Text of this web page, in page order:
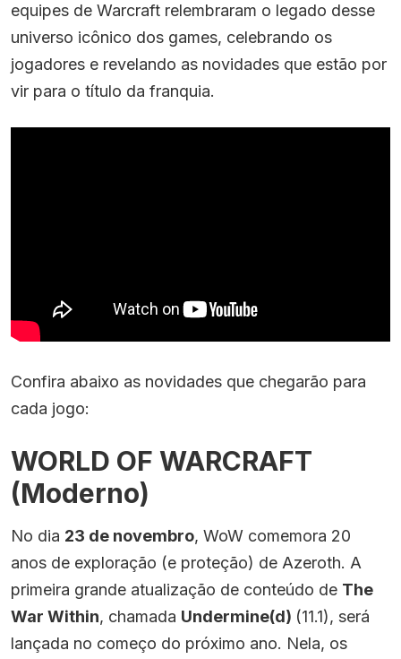
equipes de Warcraft relembraram o legado desse
universo icônico dos games, celebrando os
jogadores e revelando as novidades que estão por
vir para o título da franquia.
Confira abaixo as novidades que chegarão para
cada jogo:
WORLD OF WARCRAFT
(Moderno)
No dia 23 de novembro, WoW comemora 20
anos de exploração (e proteção) de Azeroth. A
primeira grande atualização de conteúdo de The
War Within, chamada Undermine(d) (11.1), será
lançada no começo do próximo ano. Nela, os